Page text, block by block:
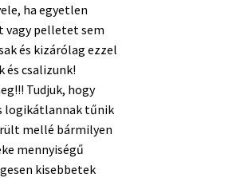
ha egyetlen
pelletet sem
és kizárólag ezzel
és csalizunk!
Tudjuk, hogy
logikátlannak tűnik
mellé bármilyen
mennyiségű
kisebbetek